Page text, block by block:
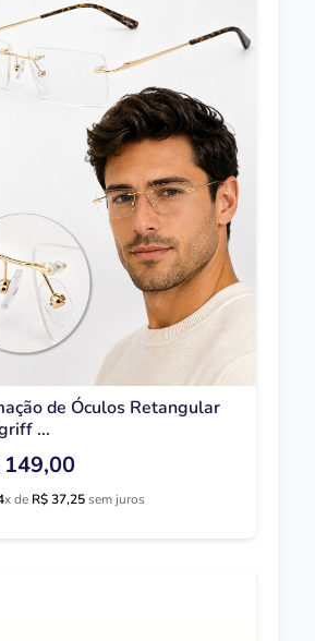
de Óculos Retangular
...
149,00
x de R$ 37,25 sem juros